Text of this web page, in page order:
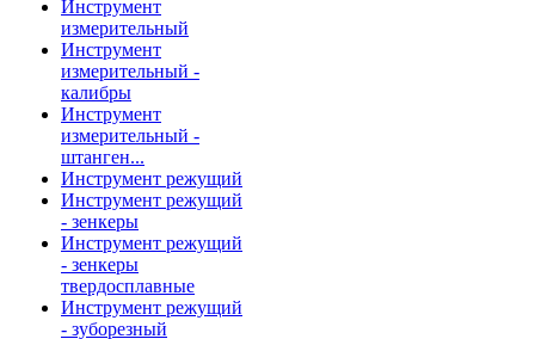
Инструмент
измерительный
Инструмент
измерительный -
калибры
Инструмент
измерительный -
штанген...
Инструмент режущий
Инструмент режущий
- зенкеры
Инструмент режущий
- зенкеры
твердосплавные
Инструмент режущий
- зуборезный